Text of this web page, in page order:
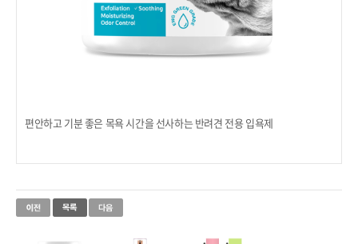
편안하고 기분 좋은 목욕 시간을 선사하는 반려견 전용 입욕제